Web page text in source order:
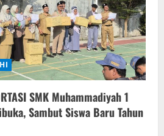
SMK Muhammadiyah 1
Sambut Siswa Baru Tahun